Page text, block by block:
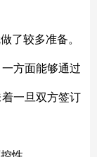
了较多准备。
一方面能够通过
一旦双方签订